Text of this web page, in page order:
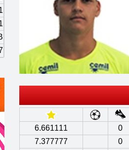
0
6.661111
0
7.377777